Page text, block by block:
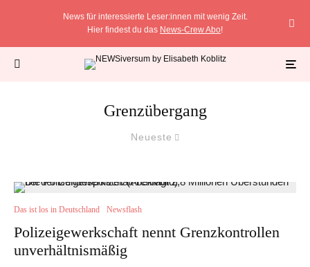
News für interessierte Leser:innen mit wenig Zeit.
Hier findest du das News-Crew Abo!
Grenzübergang
Neueste
Das ist los in Deutschland Newsflash
Polizeigewerkschaft nennt Grenzkontrollen
unverhältnismäßig